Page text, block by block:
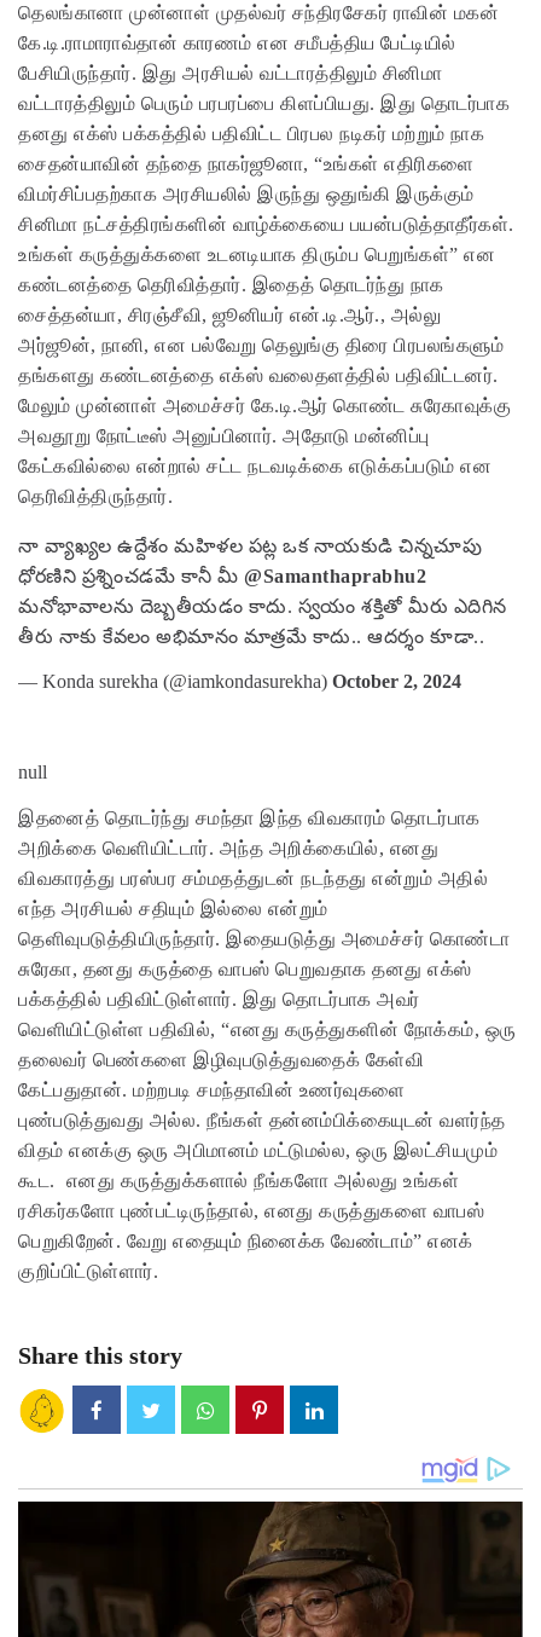
தெலங்கானா முன்னாள் முதல்வர் சந்திரசேகர் ராவின் மகன்
கே.டி.ராமாராவ்தான் காரணம் என சமீபத்திய பேட்டியில்
பேசியிருந்தார். இது அரசியல் வட்டாரத்திலும் சினிமா
வட்டாரத்திலும் பெரும் பரபரப்பை கிளப்பியது. இது தொடர்பாக
தனது எக்ஸ் பக்கத்தில் பதிவிட்ட பிரபல நடிகர் மற்றும் நாக
சைதன்யாவின் தந்தை நாகர்ஜூனா, “உங்கள் எதிரிகளை
விமர்சிப்பதற்காக அரசியலில் இருந்து ஒதுங்கி இருக்கும்
சினிமா நட்சத்திரங்களின் வாழ்க்கையை பயன்படுத்தாதீர்கள்.
உங்கள் கருத்துக்களை உடனடியாக திரும்ப பெறுங்கள்” என
கண்டனத்தை தெரிவித்தார். இதைத் தொடர்ந்து நாக
சைத்தன்யா, சிரஞ்சீவி, ஜூனியர் என்.டி.ஆர்., அல்லு
அர்ஜூன், நானி, என பல்வேறு தெலுங்கு திரை பிரபலங்களும்
தங்களது கண்டனத்தை எக்ஸ் வலைதளத்தில் பதிவிட்டனர்.
மேலும் முன்னாள் அமைச்சர் கே.டி.ஆர் கொண்ட சுரேகாவுக்கு
அவதூறு நோட்டீஸ் அனுப்பினார். அதோடு மன்னிப்பு
கேட்கவில்லை என்றால் சட்ட நடவடிக்கை எடுக்கப்படும் என
தெரிவித்திருந்தார்.
నా వ్యాఖ్యల ఉద్దేశం మహిళల పట్ల ఒక నాయకుడి చిన్నచూపు
ధోరణిని ప్రశ్నించడమే కానీ మీ @Samanthaprabhu2
మనోభావాలను దెబ్బతీయడం కాదు. స్వయం శక్తితో మీరు ఎదిగిన
తీరు నాకు కేవలం అభిమానం మాత్రమే కాదు.. ఆదర్శం కూడా..
— Konda surekha (@iamkondasurekha) October 2, 2024
null
இதனைத் தொடர்ந்து சமந்தா இந்த விவகாரம் தொடர்பாக
அறிக்கை வெளியிட்டார். அந்த அறிக்கையில், எனது
விவகாரத்து பரஸ்பர சம்மதத்துடன் நடந்தது என்றும் அதில்
எந்த அரசியல் சதியும் இல்லை என்றும்
தெளிவுபடுத்தியிருந்தார். இதையடுத்து அமைச்சர் கொண்டா
சுரேகா, தனது கருத்தை வாபஸ் பெறுவதாக தனது எக்ஸ்
பக்கத்தில் பதிவிட்டுள்ளார். இது தொடர்பாக அவர்
வெளியிட்டுள்ள பதிவில், “எனது கருத்துகளின் நோக்கம், ஒரு
தலைவர் பெண்களை இழிவுபடுத்துவதைக் கேள்வி
கேட்பதுதான். மற்றபடி சமந்தாவின் உணர்வுகளை
புண்படுத்துவது அல்ல. நீங்கள் தன்னம்பிக்கையுடன் வளர்ந்த
விதம் எனக்கு ஒரு அபிமானம் மட்டுமல்ல, ஒரு இலட்சியமும்
கூட. எனது கருத்துக்களால் நீங்களோ அல்லது உங்கள்
ரசிகர்களோ புண்பட்டிருந்தால், எனது கருத்துகளை வாபஸ்
பெறுகிறேன். வேறு எதையும் நினைக்க வேண்டாம்” எனக்
குறிப்பிட்டுள்ளார்.
Share this story